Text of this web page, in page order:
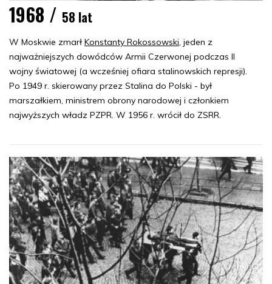
1968 / 58 lat
W Moskwie zmarł Konstanty Rokossowski, jeden z
najważniejszych dowódców Armii Czerwonej podczas II
wojny światowej (a wcześniej ofiara stalinowskich represji).
Po 1949 r. skierowany przez Stalina do Polski - był
marszałkiem, ministrem obrony narodowej i członkiem
najwyższych władz PZPR. W 1956 r. wrócił do ZSRR.